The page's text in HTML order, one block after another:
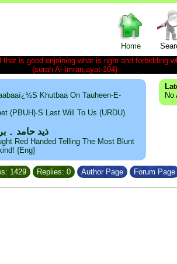
Home
is good enjoining what is right and forbidding
(surah Al-Imran,ayat-104)
Khutbaa On Tauheen-E-
(PBUH)·s Last Will To Us (URDU)
ذید حامد ۔
Red Handed Telling The Most Blunt
{Eng}
1429 Replies: 0 Author Page Forum Page